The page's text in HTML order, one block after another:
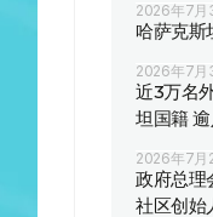
2026年7月
哈萨克斯
2026年7月
近3万名
坦国籍
2026年7月
政府总
社区创始